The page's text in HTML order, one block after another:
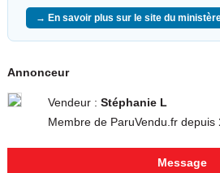
→ En savoir plus sur le site du
Annonceur
Vendeur : Stéphanie L
Membre de ParuVendu.fr depuis
Message